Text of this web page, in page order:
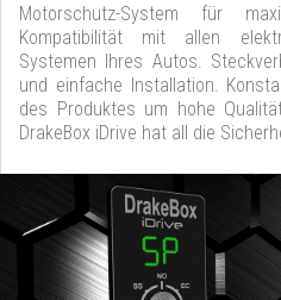
Motorschutz-System für
Kompatibilität mit allen
Systemen Ihres Autos.
und einfache Installation.
des Produktes um hohe
DrakeBox iDrive hat all die